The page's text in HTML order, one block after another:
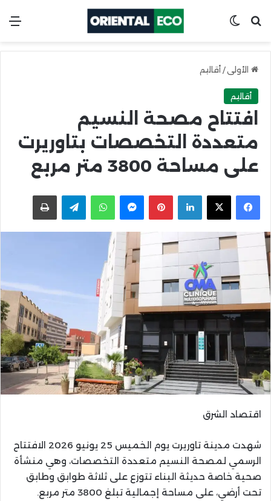
ابحث عنSwitch skin
الأولى / أقاليم
أقاليم
افتتاح مصحة النسيم
متعددة التخصصات بتاوريرت
على مساحة 3800 متر مربع
Facebook
X
LinkedIn
Pinterest
Messenger
WhatsApp
Telegramاطبعها
اقتصاد الشرق
شهدت مدينة تاوريرت يوم الخميس 25 يونيو 2026 الافتتاح
الرسمي لمصحة النسيم متعددة التخصصات، وهي منشأة
صحية خاصة حديثة البناء تتوزع على ثلاثة طوابق وطابق
تحت أرضي، على مساحة إجمالية تبلغ 3800 متر مربع.